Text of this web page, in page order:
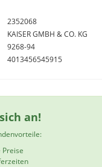
2352068
KAISER GMBH & CO. KG
9268-94
4013456545915
an!